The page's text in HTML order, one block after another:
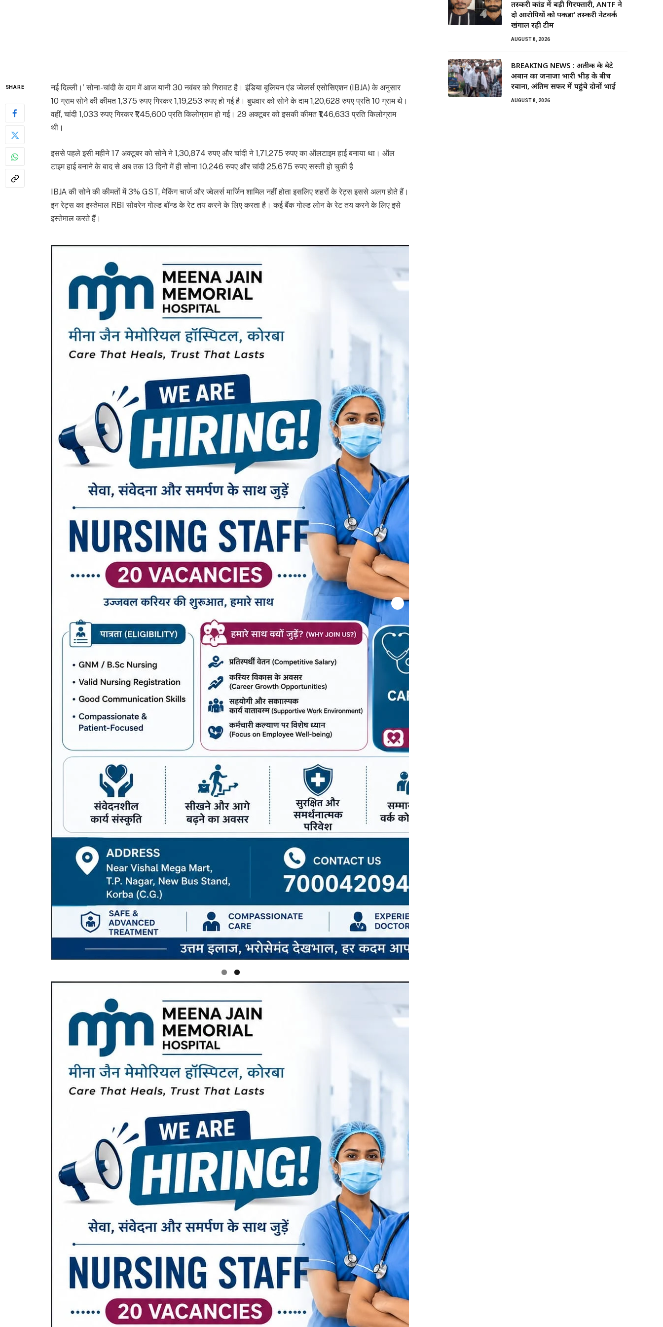
SHARE
नई दिल्ली।’ सोना-चांदी के दाम में आज यानी 30 नवंबर को गिरावट है। इंडिया बुलियन एंड ज्वेलर्स एसोसिएशन (IBJA) के अनुसार
10 ग्राम सोने की कीमत 1,375 रुपए गिरकर 1,19,253 रुपए हो गई है। बुधवार को सोने के दाम 1,20,628 रुपए प्रति 10 ग्राम थे।
वहीं, चांदी 1,033 रुपए गिरकर ₹1,45,600 प्रति किलोग्राम हो गई। 29 अक्टूबर को इसकी कीमत ₹1,46,633 प्रति किलोग्राम
थी।
इससे पहले इसी महीने 17 अक्टूबर को सोने ने 1,30,874 रुपए और चांदी ने 1,71,275 रुपए का ऑलटाइम हाई बनाया था। ऑल
टाइम हाई बनाने के बाद से अब तक 13 दिनों में ही सोना 10,246 रुपए और चांदी 25,675 रुपए सस्ती हो चुकी है
IBJA की सोने की कीमतों में 3% GST, मेकिंग चार्ज और ज्वेलर्स मार्जिन शामिल नहीं होता इसलिए शहरों के रेट्स इससे अलग होते हैं।
इन रेट्स का इस्तेमाल RBI सोवरेन गोल्ड बॉन्ड के रेट तय करने के लिए करता है। कई बैंक गोल्ड लोन के रेट तय करने के लिए इसे
इस्तेमाल करते हैं।
तस्करी कांड में बड़ी गिरफ्तारी, ANTF ने
दो आरोपियों को पकड़ा’ तस्करी नेटवर्क
खंगाल रही टीम
AUGUST 8, 2026
BREAKING NEWS : अतीक के बेटे
अबान का जनाजा भारी भीड़ के बीच
रवाना, अंतिम सफर में पहुंचे दोनों भाई
AUGUST 8, 2026